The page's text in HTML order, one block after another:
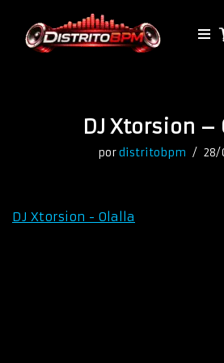
Saltar
DJ Xtorsion –
pordistritobpm 28/
DJ Xtorsion - Olalla